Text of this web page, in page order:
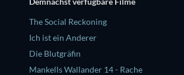
The Social Reckoning
Ich ist ein Anderer
Die Blutgräfin
Mankells Wallander 14 - Rache